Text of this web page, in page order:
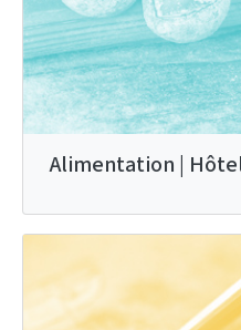
Alimentation |